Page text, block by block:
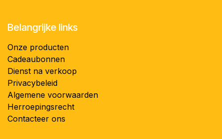
Belangrijke links
Onze producten
Cadeaubonnen
Dienst na verkoop
Privacybeleid
Algemene voorwaarden
Herroepingsrecht
Contacteer ons